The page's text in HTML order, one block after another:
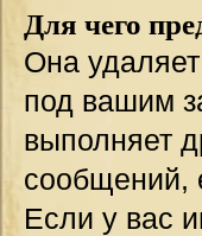
Для чего
Она
под вашим
выполняет
сообщений,
Если у вас